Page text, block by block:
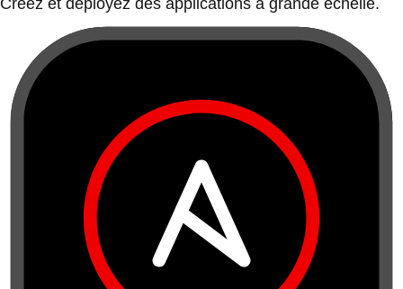
Créez et déployez des applications à grande échelle.